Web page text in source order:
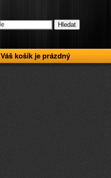
Váš košík je prázdný